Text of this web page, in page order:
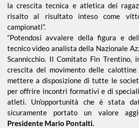
la crescita tecnica e atletica dei
risalto al risultato inteso come
campionati”.
“Potendosi avvalere della figura e
tecnico video analista della Nazionale
Scannicchio. Il Comitato Fin Trentino,
crescita del movimento delle
mettere a disposizione di tutte le
per offrire incontri formativi e di
atleti. Un’opportunità che è stata
sicuramente portato un valore
Presidente Mario Pontalti.